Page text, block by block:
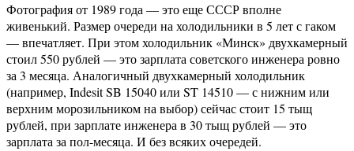
Фотография от 1989 года — это еще СССР вполне
живенький. Размер очереди на холодильники в 5 лет с гаком
— впечатляет. При этом холодильник «Минск» двухкамерный
стоил 550 рублей — это зарплата советского инженера ровно
за 3 месяца. Аналогичный двухкамерный холодильник
(например, Indesit SB 15040 или ST 14510 — с нижним или
верхним морозильником на выбор) сейчас стоит 15 тыщ
рублей, при зарплате инженера в 30 тыщ рублей — это
зарплата за пол-месяца. И без всяких очередей.